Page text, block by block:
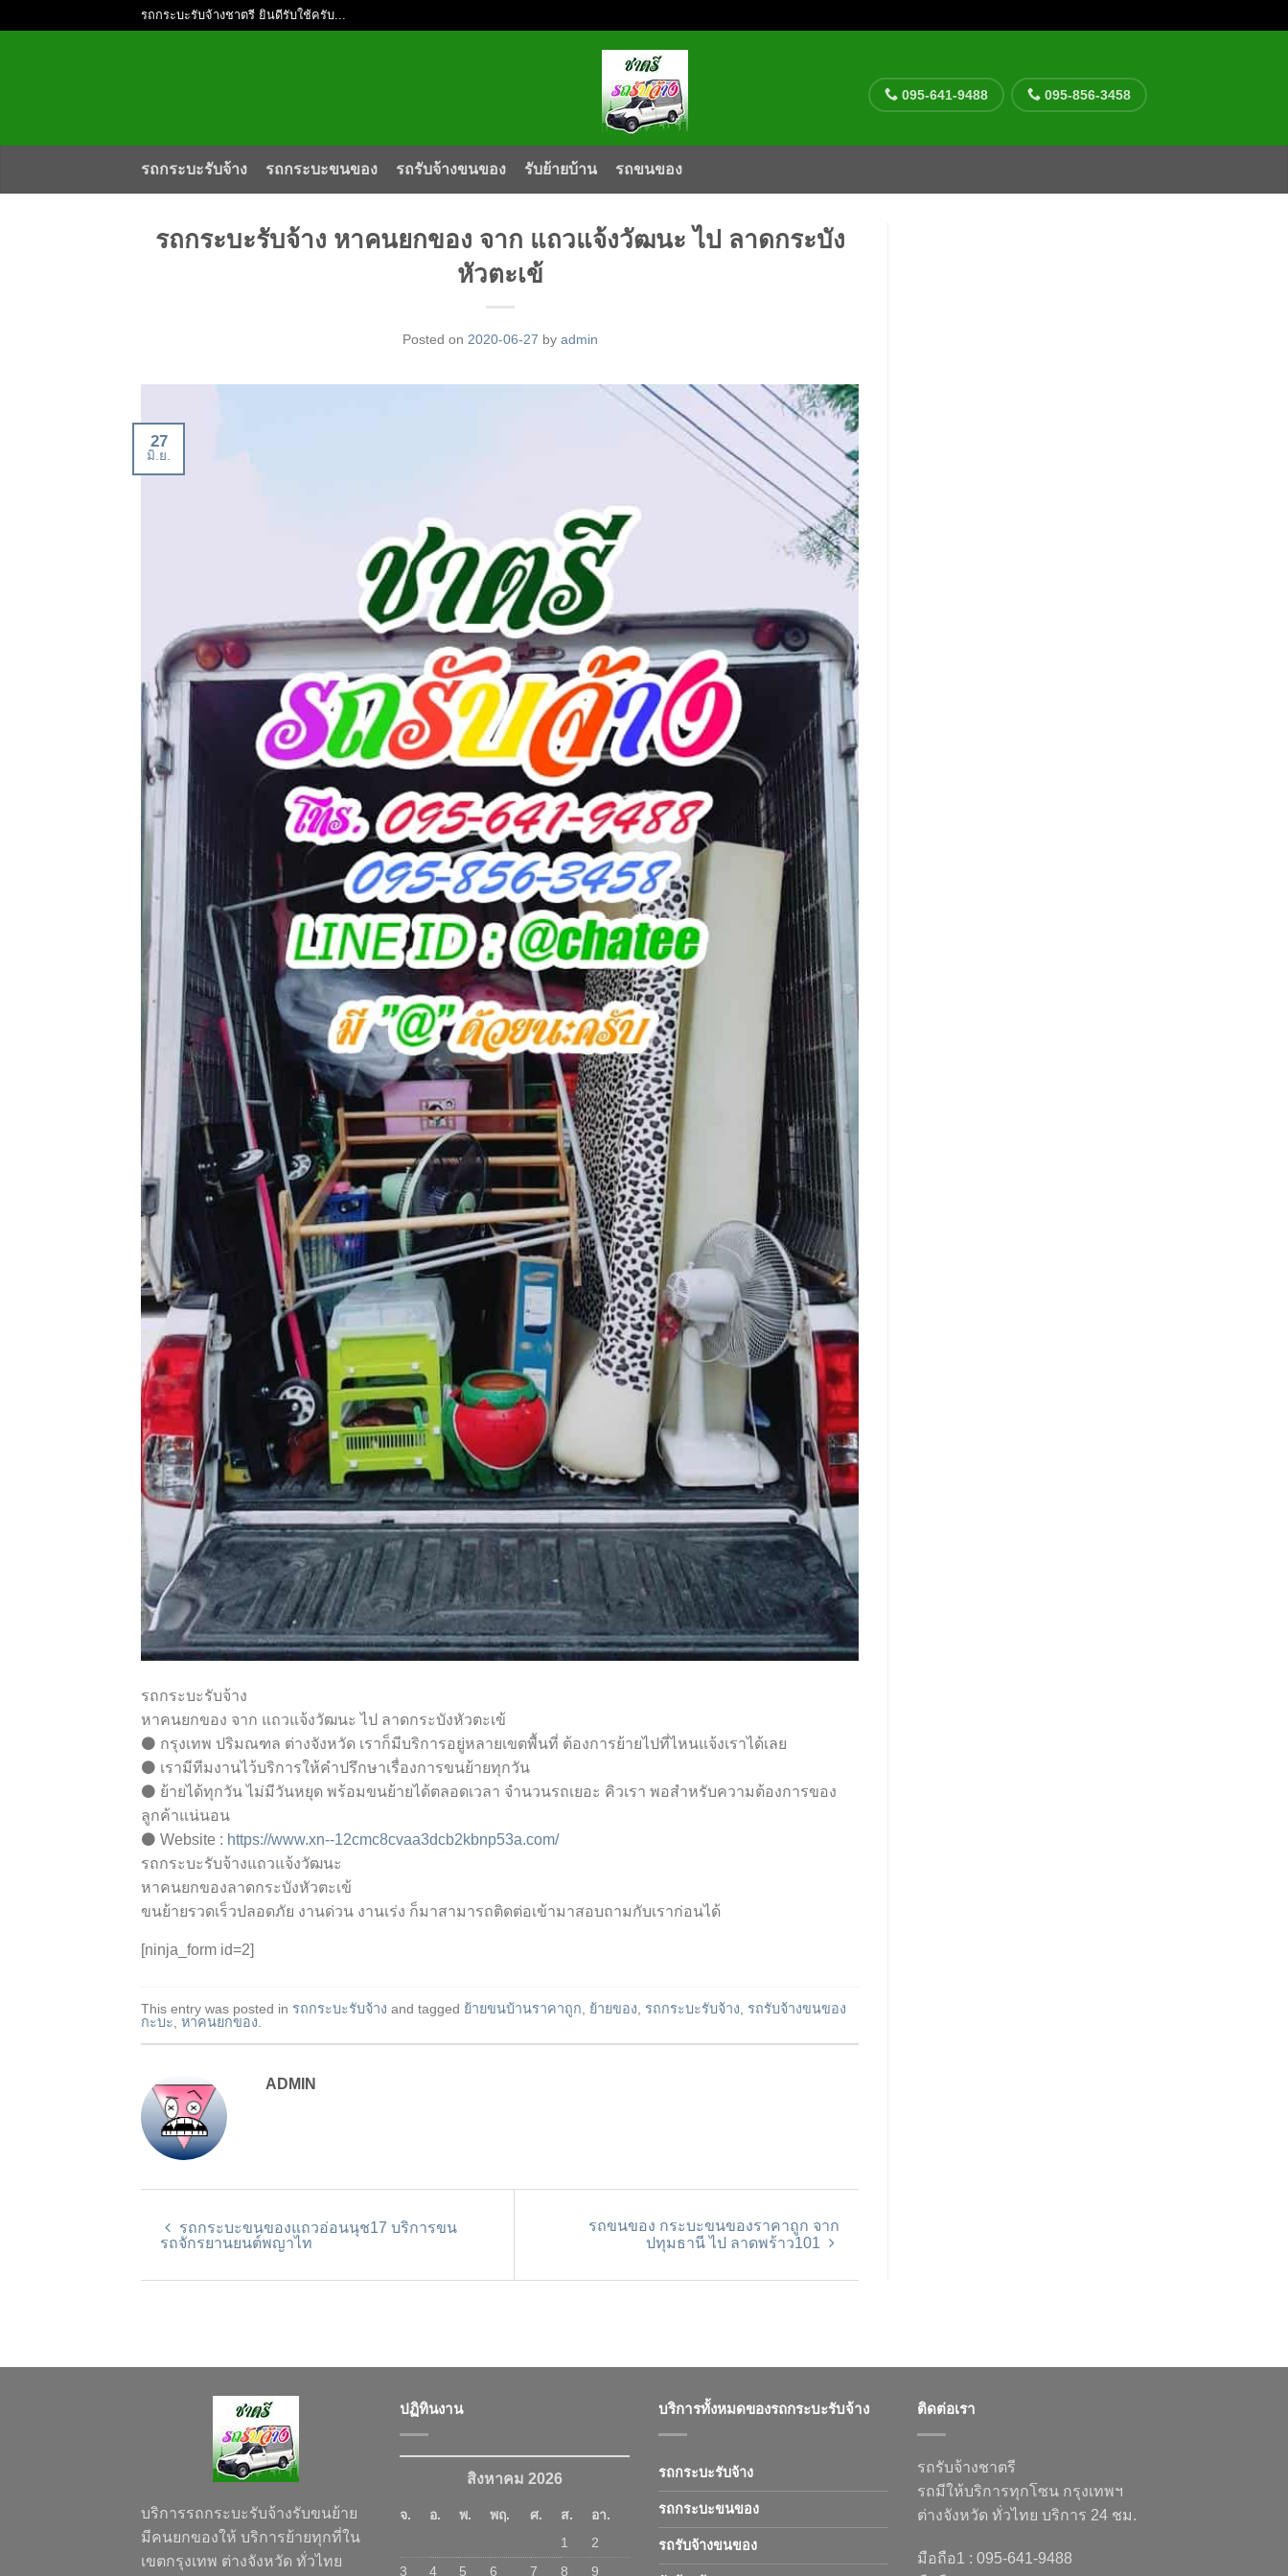
รถกระบะรับจ้างชาตรี ยินดีรับใช้ครับ...
095-641-9488 095-856-3458
รถกระบะรับจ้าง รถกระบะขนของ รถรับจ้างขนของ รับย้ายบ้าน รถขนของ
รถกระบะรับจ้าง หาคนยกของ จาก แถวแจ้งวัฒนะ ไป ลาดกระบัง
หัวตะเข้
Posted on 2020-06-27 by admin
27
มิ.ย.
รถกระบะรับจ้าง
หาคนยกของ จาก แถวแจ้งวัฒนะ ไป ลาดกระบังหัวตะเข้
⚫ กรุงเทพ ปริมณฑล ต่างจังหวัด เราก็มีบริการอยู่หลายเขตพื้นที่ ต้องการย้ายไปที่ไหนแจ้งเราได้เลย
⚫ เรามีทีมงานไว้บริการให้คำปรึกษาเรื่องการขนย้ายทุกวัน
⚫ ย้ายได้ทุกวัน ไม่มีวันหยุด พร้อมขนย้ายได้ตลอดเวลา จำนวนรถเยอะ คิวเรา พอสำหรับความต้องการของ
ลูกค้าแน่นอน
⚫ Website : https://www.xn--12cmc8cvaa3dcb2kbnp53a.com/
รถกระบะรับจ้างแถวแจ้งวัฒนะ
หาคนยกของลาดกระบังหัวตะเข้
ขนย้ายรวดเร็วปลอดภัย งานด่วน งานเร่ง ก็มาสามารถติดต่อเข้ามาสอบถามกับเราก่อนได้
[ninja_form id=2]
This entry was posted in รถกระบะรับจ้าง and tagged ย้ายขนบ้านราคาถูก ย้ายของ รถกระบะรับจ้าง
รถรับจ้างขนของ
กะบะ หาคนยกของ
ADMIN
รถกระบะขนของแถวอ่อนนุช17 บริการขน
รถจักรยานยนต์พญาไท
รถขนของ กระบะขนของราคาถูก จาก
ปทุมธานี ไป ลาดพร้าว101
บริการรถกระบะรับจ้างรับขนย้าย
มีคนยกของให้ บริการย้ายทุกที่ใน
เขตกรุงเทพ ต่างจังหวัด ทั่วไทย
ปฏิทินงาน
สิงหาคม 2026
จ. อ. พ. พฤ. ศ. ส.
อา.
1
2
3
4 5 6 7 8 9
บริการทั้งหมดของรถกระบะรับจ้าง
รถกระบะรับจ้าง
รถกระบะขนของ
รถรับจ้างขนของ
ติดต่อเรา
รถรับจ้างชาตรี
รถมีให้บริการทุกโซน กรุงเทพฯ
ต่างจังหวัด ทั่วไทย บริการ 24 ชม.
มือถือ1 : 095-641-9488